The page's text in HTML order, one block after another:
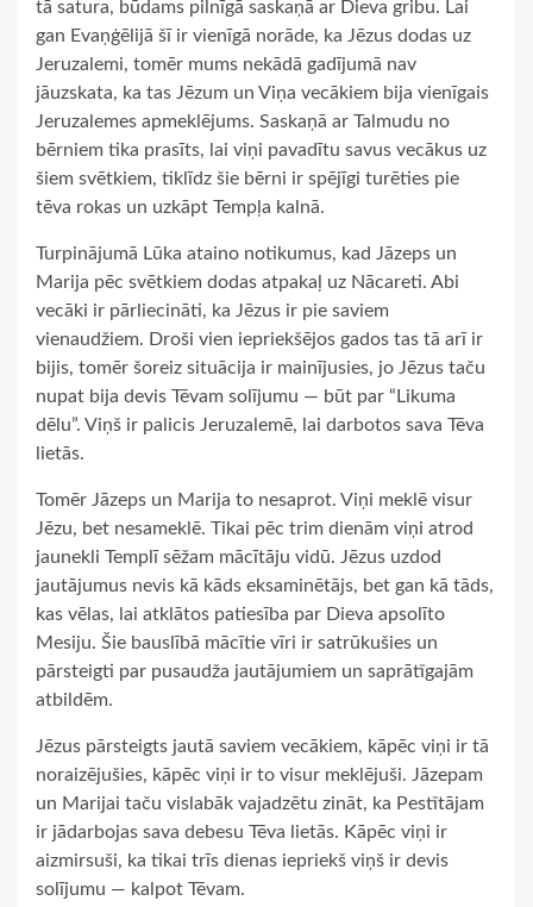
tā satura, būdams pilnīgā saskaņā ar Dieva gribu. Lai
gan Evaņģēlijā šī ir vienīgā norāde, ka Jēzus dodas uz
Jeruzalemi, tomēr mums nekādā gadījumā nav
jāuzskata, ka tas Jēzum un Viņa vecākiem bija vienīgais
Jeruzalemes apmeklējums. Saskaņā ar Talmudu no
bērniem tika prasīts, lai viņi pavadītu savus vecākus uz
šiem svētkiem, tiklīdz šie bērni ir spējīgi turēties pie
tēva rokas un uzkāpt Tempļa kalnā.
Turpinājumā Lūka ataino notikumus, kad Jāzeps un
Marija pēc svētkiem dodas atpakaļ uz Nācareti. Abi
vecāki ir pārliecināti, ka Jēzus ir pie saviem
vienaudžiem. Droši vien iepriekšējos gados tas tā arī ir
bijis, tomēr šoreiz situācija ir mainījusies, jo Jēzus taču
nupat bija devis Tēvam solījumu — būt par “Likuma
dēlu”. Viņš ir palicis Jeruzalemē, lai darbotos sava Tēva
lietās.
Tomēr Jāzeps un Marija to nesaprot. Viņi meklē visur
Jēzu, bet nesameklē. Tikai pēc trim dienām viņi atrod
jaunekli Templī sēžam mācītāju vidū. Jēzus uzdod
jautājumus nevis kā kāds eksaminētājs, bet gan kā tāds,
kas vēlas, lai atklātos patiesība par Dieva apsolīto
Mesiju. Šie bauslībā mācītie vīri ir satrūkušies un
pārsteigti par pusaudža jautājumiem un saprātīgajām
atbildēm.
Jēzus pārsteigts jautā saviem vecākiem, kāpēc viņi ir tā
noraizējušies, kāpēc viņi ir to visur meklējuši. Jāzepam
un Marijai taču vislabāk vajadzētu zināt, ka Pestītājam
ir jādarbojas sava debesu Tēva lietās. Kāpēc viņi ir
aizmirsuši, ka tikai trīs dienas iepriekš viņš ir devis
solījumu — kalpot Tēvam.